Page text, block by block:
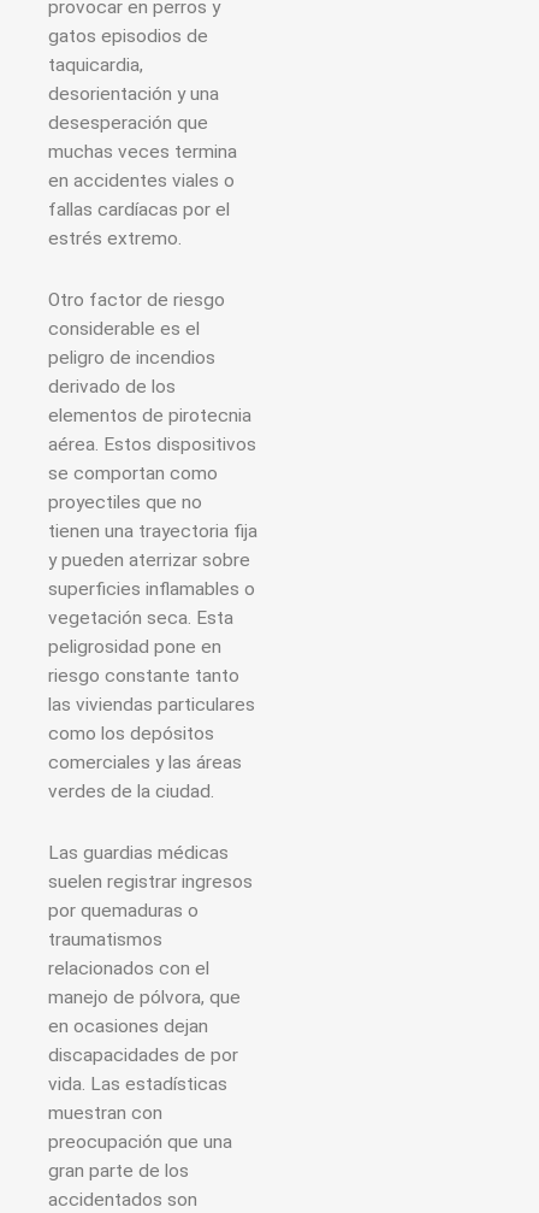
provocar en perros y
gatos episodios de
taquicardia,
desorientación y una
desesperación que
muchas veces termina
en accidentes viales o
fallas cardíacas por el
estrés extremo.
Otro factor de riesgo
considerable es el
peligro de incendios
derivado de los
elementos de pirotecnia
aérea. Estos dispositivos
se comportan como
proyectiles que no
tienen una trayectoria fija
y pueden aterrizar sobre
superficies inflamables o
vegetación seca. Esta
peligrosidad pone en
riesgo constante tanto
las viviendas particulares
como los depósitos
comerciales y las áreas
verdes de la ciudad.
Las guardias médicas
suelen registrar ingresos
por quemaduras o
traumatismos
relacionados con el
manejo de pólvora, que
en ocasiones dejan
discapacidades de por
vida. Las estadísticas
muestran con
preocupación que una
gran parte de los
accidentados son